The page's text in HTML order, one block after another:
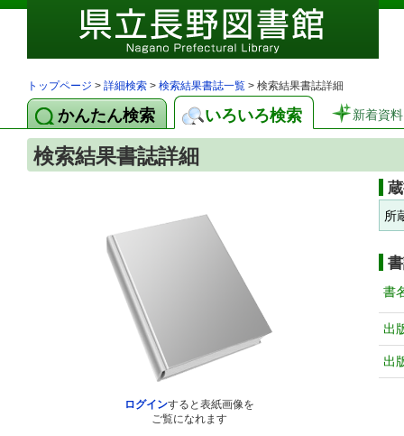
トップページ > 詳細検索 > 検索結果書誌一覧 > 検索結果書誌詳細
かんたん検索 いろいろ検索 新着資料
検索結果書誌詳細
ログインすると表紙画像を
ご覧になれます
所
書
出
出